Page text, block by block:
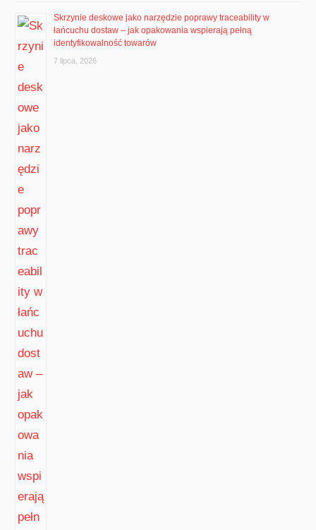
Skrzynie deskowe jako narzędzie poprawy traceability w
łańcuchu dostaw – jak opakowania wspierają pełną
identyfikowalność towarów
7 lipca, 2026